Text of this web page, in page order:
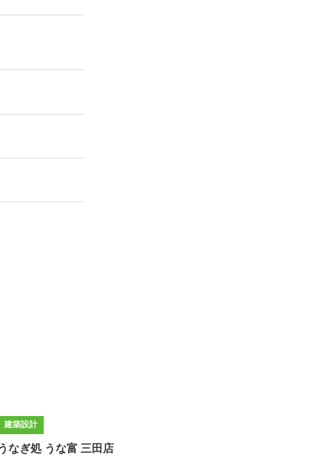
建築設計
なぎ処 うな富 三田店